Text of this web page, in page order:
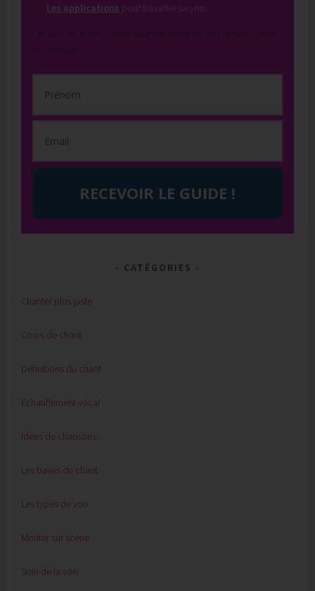
Les applications pour travailler sa voix.
*Je hais les spams : votre adresse email ne sera jamais cédée
ni revendue.
RECEVOIR LE GUIDE !
CATÉGORIES
Chanter plus juste
Cours de chant
Définitions du chant
Échauffement vocal
Idées de chansons
Les bases du chant
Les types de voix
Monter sur scène
Soin de la voix